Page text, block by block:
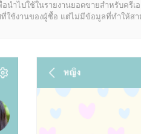
นำไปใช้ในรายงานยอดขายสำหรับครีเ
ใช้งานของผู้ซื้อ แต่ไม่มีข้อมูลที่ทำให้ส